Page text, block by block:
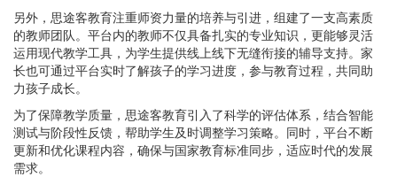
另外，思途客教育注重师资力量的培养与引进，组建了一支高素质
的教师团队。平台内的教师不仅具备扎实的专业知识，更能够灵活
运用现代教学工具，为学生提供线上线下无缝衔接的辅导支持。家
长也可通过平台实时了解孩子的学习进度，参与教育过程，共同助
力孩子成长。
为了保障教学质量，思途客教育引入了科学的评估体系，结合智能
测试与阶段性反馈，帮助学生及时调整学习策略。同时，平台不断
更新和优化课程内容，确保与国家教育标准同步，适应时代的发展
需求。